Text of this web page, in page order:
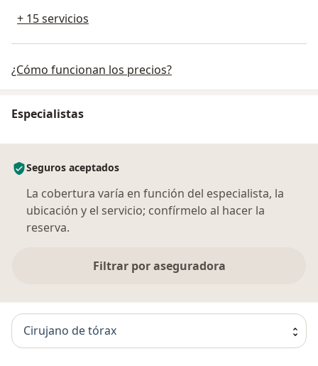
+ 15 servicios
¿Cómo funcionan los precios?
Especialistas
Seguros aceptados
La cobertura varía en función del especialista, la
ubicación y el servicio; confírmelo al hacer la
reserva.
Filtrar por aseguradora
Cirujano de tórax